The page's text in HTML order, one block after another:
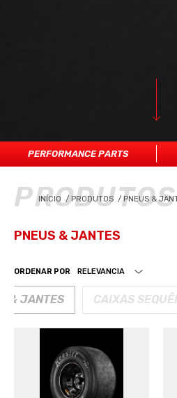
PERFORMANCE PARTS
PRODUTOS
INÍCIO / PRODUTOS /PNEUS &
PNEUS & JANTES
ORDENAR POR
& JANTES CAIXAS